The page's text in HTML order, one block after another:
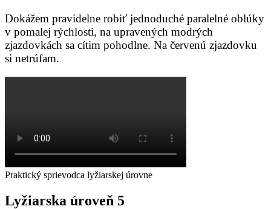
Dokážem pravidelne robiť jednoduché paralelné oblúky
v pomalej rýchlosti, na upravených modrých
zjazdovkách sa cítim pohodlne. Na červenú zjazdovku
si netrúfam.
Praktický sprievodca lyžiarskej úrovne
Lyžiarska úroveň 5